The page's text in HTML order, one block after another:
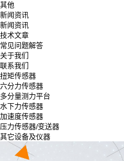
其他
新闻资讯
新闻资讯
技术文章
常见问题解答
关于我们
联系我们
扭矩传感器
六分力传感器
多分量测力平台
水下力传感器
加速度传感器
压力传感器/变送器
其它设备及仪器